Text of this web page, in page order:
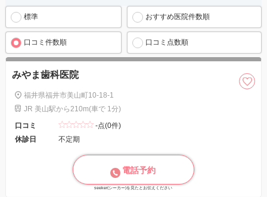
標準 おすすめ医院件数順
口コミ件数順 口コミ点数順
みやま歯科医院
福井県福井市美山町10-18-1
JR 美山駅から210m(車で 1分)
口コミ
-点(0件)
休診日
不定期
電話予約
seeker(シーカー)を見たとお伝えください